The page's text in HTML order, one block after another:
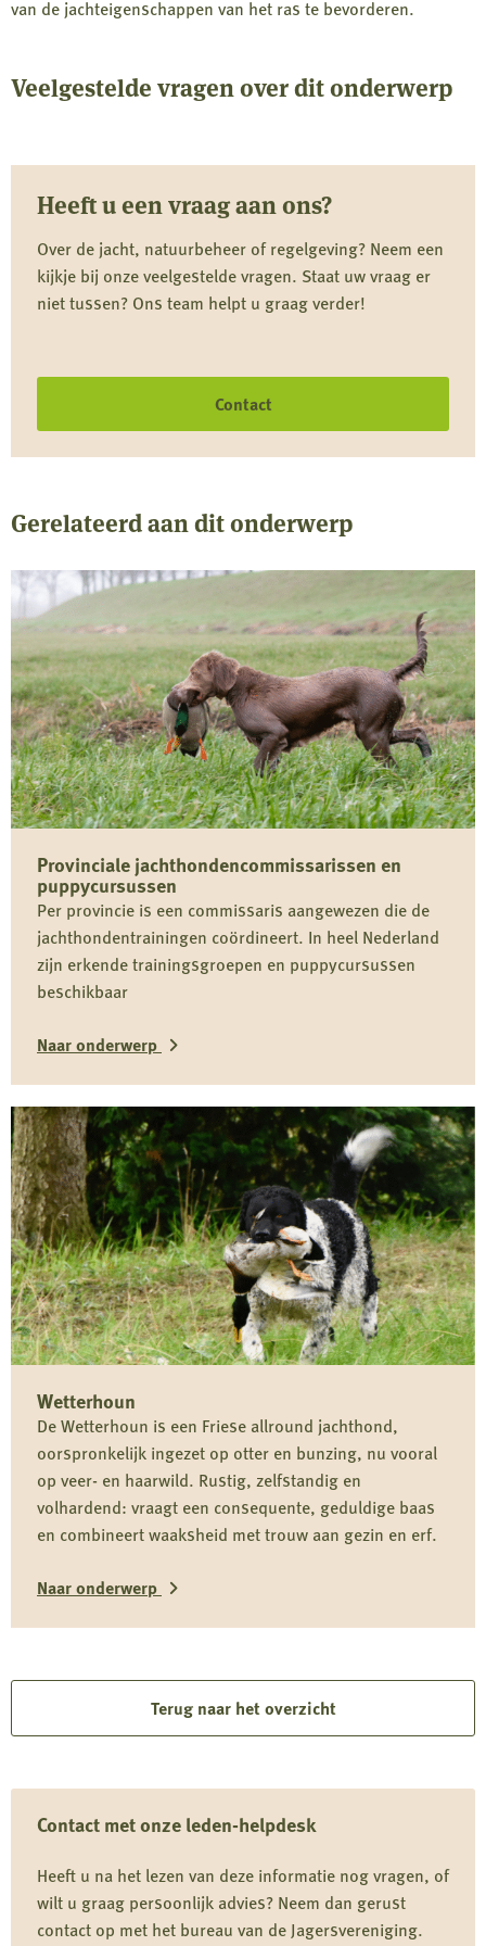
Contact met onze leden-helpdesk
Heeft u na het lezen van deze informatie nog vragen, of
wilt u graag persoonlijk advies? Neem dan gerust
contact op met het bureau van de Jagersvereniging.
van de jachteigenschappen van het ras te bevorderen.
Veelgestelde vragen over dit onderwerp
Heeft u een vraag aan ons?
Over de jacht, natuurbeheer of regelgeving? Neem een
kijkje bij onze veelgestelde vragen. Staat uw vraag er
niet tussen? Ons team helpt u graag verder!
Contact
Gerelateerd aan dit onderwerp
Provinciale jachthondencommissarissen en
puppycursussen
Per provincie is een commissaris aangewezen die de
jachthondentrainingen coördineert. In heel Nederland
zijn erkende trainingsgroepen en puppycursussen
beschikbaar
Naar onderwerp
meer
over
Provinciale
jachthondencommissarissen
en
puppycursussen
Wetterhoun
De Wetterhoun is een Friese allround jachthond,
oorspronkelijk ingezet op otter en bunzing, nu vooral
op veer- en haarwild. Rustig, zelfstandig en
volhardend: vraagt een consequente, geduldige baas
en combineert waaksheid met trouw aan gezin en erf.
Naar onderwerp
Wetterhoun
Terug naar het overzicht